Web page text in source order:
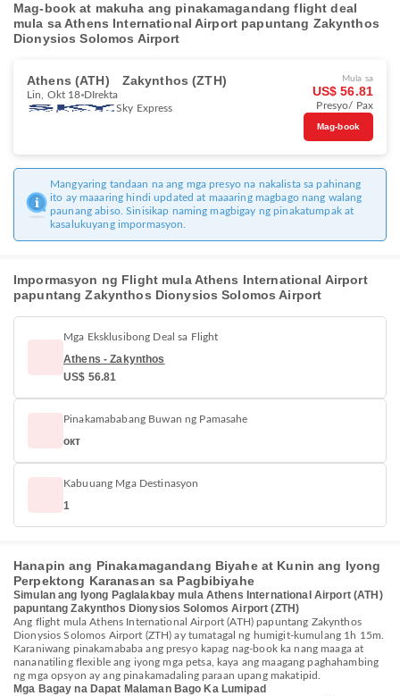
Mag-book at makuha ang pinakamagandang flight deal
mula sa Athens International Airport papuntang Zakynthos
Dionysios Solomos Airport
Athens (ATH) Zakynthos (ZTH)
Lin, Okt 18 DIrekta
Sky Express
Mula sa
US$ 56.81
Presyo/ Pax
Mag-book
Mangyaring tandaan na ang mga presyo na nakalista sa pahinang
ito ay maaaring hindi updated at maaaring magbago nang walang
paunang abiso. Sinisikap naming magbigay ng pinakatumpak at
kasalukuyang impormasyon.
Impormasyon ng Flight mula Athens International Airport
papuntang Zakynthos Dionysios Solomos Airport
Mga Eksklusibong Deal sa Flight
Athens - Zakynthos
US$ 56.81
Pinakamababang Buwan ng Pamasahe
окт
Kabuuang Mga Destinasyon
1
Hanapin ang Pinakamagandang Biyahe at Kunin ang Iyong
Perpektong Karanasan sa Pagbibiyahe
Simulan ang Iyong Paglalakbay mula Athens International Airport (ATH)
papuntang Zakynthos Dionysios Solomos Airport (ZTH)
Ang flight mula Athens International Airport (ATH) papuntang Zakynthos
Dionysios Solomos Airport (ZTH) ay tumatagal ng humigit-kumulang 1h 15m.
Karaniwang pinakamababa ang presyo kapag nag-book ka nang maaga at
nananatiling flexible ang iyong mga petsa, kaya ang maagang paghahambing
ng mga opsyon ay ang pinakamadaling paraan upang makatipid.
Mga Bagay na Dapat Malaman Bago Ka Lumipad